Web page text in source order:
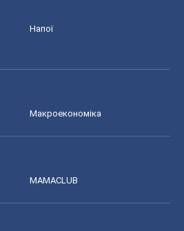
Напої
Макроекономіка
MAMACLUB